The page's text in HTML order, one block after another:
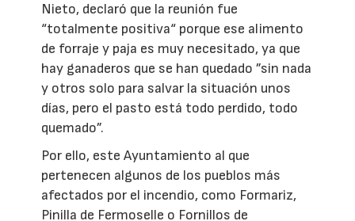
Nieto, declaró que la reunión fue
“totalmente positiva“ porque ese alimento
de forraje y paja es muy necesitado, ya que
hay ganaderos que se han quedado ”sin nada
y otros solo para salvar la situación unos
días, pero el pasto está todo perdido, todo
quemado”.
Por ello, este Ayuntamiento al que
pertenecen algunos de los pueblos más
afectados por el incendio, como Formariz,
Pinilla de Fermoselle o Fornillos de